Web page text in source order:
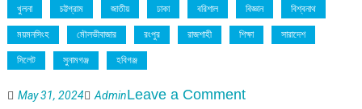
খুলনা চট্টগ্রাম জাতীয় ঢাকা বরিশাল বিজ্ঞান বিশ্বনাথ
ময়মনসিংহ মৌলভীবাজার রংপুর রাজশাহী শিক্ষা সারাদেশ
সিলেট সুনামগঞ্জ হবিগঞ্জ
May 31, 2024 AdminLeave a Commenton